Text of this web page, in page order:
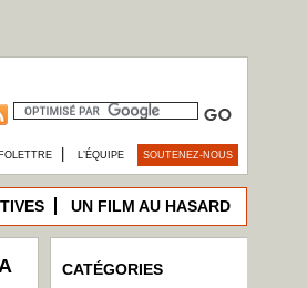
L’ÉQUIPE SOUTENEZ-NOUS
UN FILM AU HASARD
CATÉGORIES